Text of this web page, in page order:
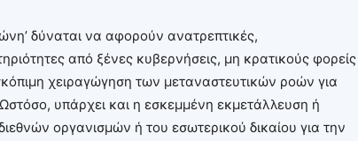
δύναται να αφορούν ανατρεπτικές,
από ξένες κυβερνήσεις, μη κρατικούς φορείς
χειραγώγηση των μεταναστευτικών ροών για
υπάρχει και η εσκεμμένη εκμετάλλευση ή
οργανισμών ή του εσωτερικού δικαίου για την